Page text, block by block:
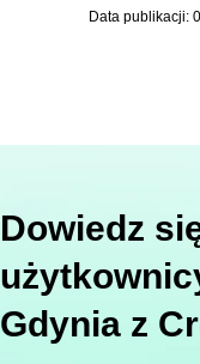
Data publikacji:
Dowiedz
Gdynia z